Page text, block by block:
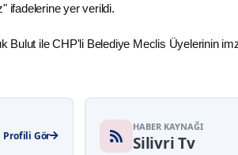
ifadelerine yer verildi.
Bulut ile CHP'li Belediye Meclis Üyelerinin
Profili Gör
HABER KAYNAĞI
Silivri Tv